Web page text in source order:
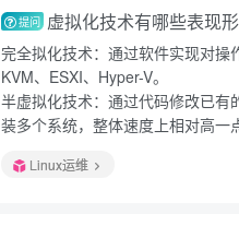
提问 虚拟化技术有哪些表现
完全拟化技术：通过软件实现对操
KVM、ESXI、Hyper-V。
半虚拟化技术：通过代码修改已有
装多个系统，整体速度上相对高一
Linux运维